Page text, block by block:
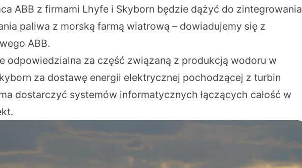
ABB z firmami Lhyfe i Skyborn będzie dążyć do zintegrowania
paliwa z morską farmą wiatrową – dowiadujemy się z
ABB.
odpowiedzialna za część związaną z produkcją wodoru w
za dostawę energii elektrycznej pochodzącej z turbin
dostarczyć systemów informatycznych łączących całość w